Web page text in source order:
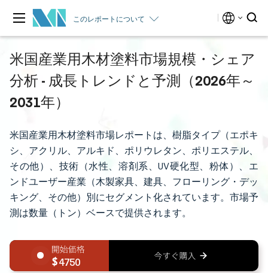
このレポートについて
米国産業用木材塗料市場規模・シェア
分析 - 成長トレンドと予測（2026年～
2031年）
米国産業用木材塗料市場レポートは、樹脂タイプ（エポキ
シ、アクリル、アルキド、ポリウレタン、ポリエステル、
その他）、技術（水性、溶剤系、UV硬化型、粉体）、エ
ンドユーザー産業（木製家具、建具、フローリング・デッ
キング、その他）別にセグメント化されています。市場予
測は数量（トン）ベースで提供されます。
4750